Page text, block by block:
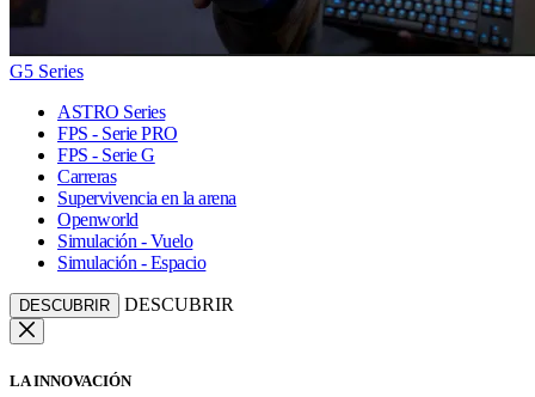
G5 Series
ASTRO Series
FPS - Serie PRO
FPS - Serie G
Carreras
Supervivencia en la arena
Openworld
Simulación - Vuelo
Simulación - Espacio
DESCUBRIR DESCUBRIR
LA INNOVACIÓN